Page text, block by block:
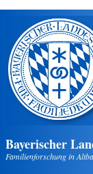
Direkt zum Inhalt
Bayerischer
Familienforschung in